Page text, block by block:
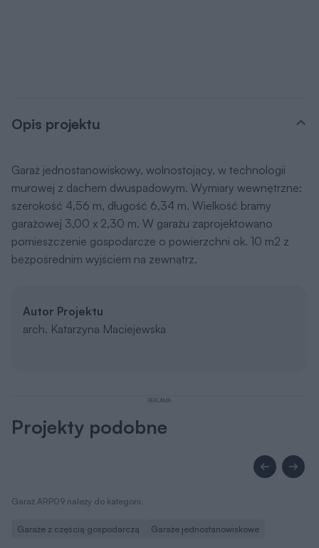
Opis projektu
Garaż jednostanowiskowy, wolnostojący, w technologii
murowej z dachem dwuspadowym. Wymiary wewnętrzne:
szerokość 4,56 m, długość 6,34 m. Wielkość bramy
garażowej 3,00 x 2,30 m. W garażu zaprojektowano
pomieszczenie gospodarcze o powierzchni ok. 10 m2 z
bezpośrednim wyjściem na zewnątrz.
Autor Projektu
arch. Katarzyna Maciejewska
REKLAMA
Projekty podobne
Garaż ARP09 należy do kategorii:
Garaże z częścią gospodarczą Garaże jednostanowiskowe